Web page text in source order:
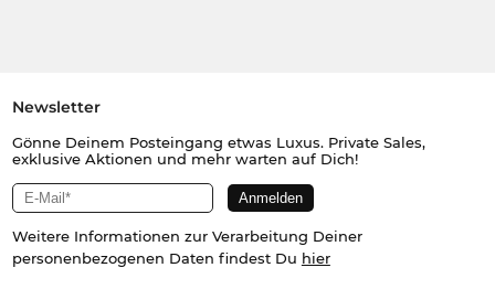
Newsletter
Gönne Deinem Posteingang etwas Luxus. Private Sales,
exklusive Aktionen und mehr warten auf Dich!
Weitere Informationen zur Verarbeitung Deiner
personenbezogenen Daten findest Du hier